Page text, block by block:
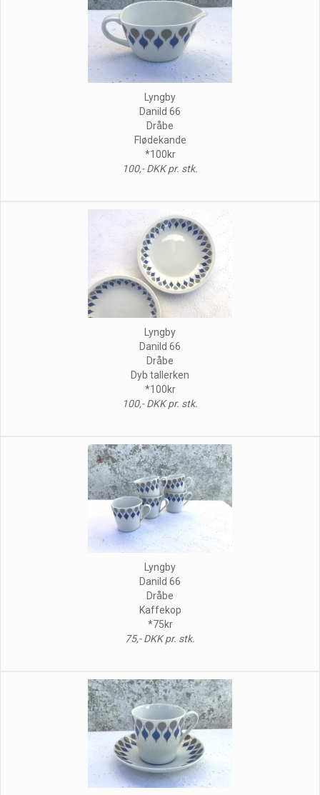
Lyngby
Danild 66
Dråbe
Flødekande
*100kr
100,- DKK pr. stk.
Lyngby
Danild 66
Dråbe
Dyb tallerken
*100kr
100,- DKK pr. stk.
Lyngby
Danild 66
Dråbe
Kaffekop
*75kr
75,- DKK pr. stk.